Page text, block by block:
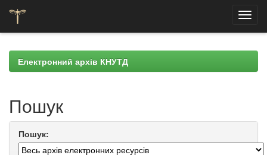
navigationЕлектронний архів КНУТД
Пошук
Пошук: